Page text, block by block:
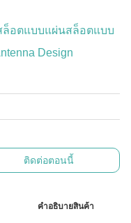
อตแบบแผ่นสล็อตแบบ
Design
ติดต่อตอนนี้
คําอธิบายสินค้า